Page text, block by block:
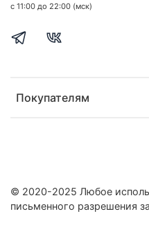
Покупателям
с 11:00 до 22:00 (мск)
© 2020-2025 Любое
письменного разрешения